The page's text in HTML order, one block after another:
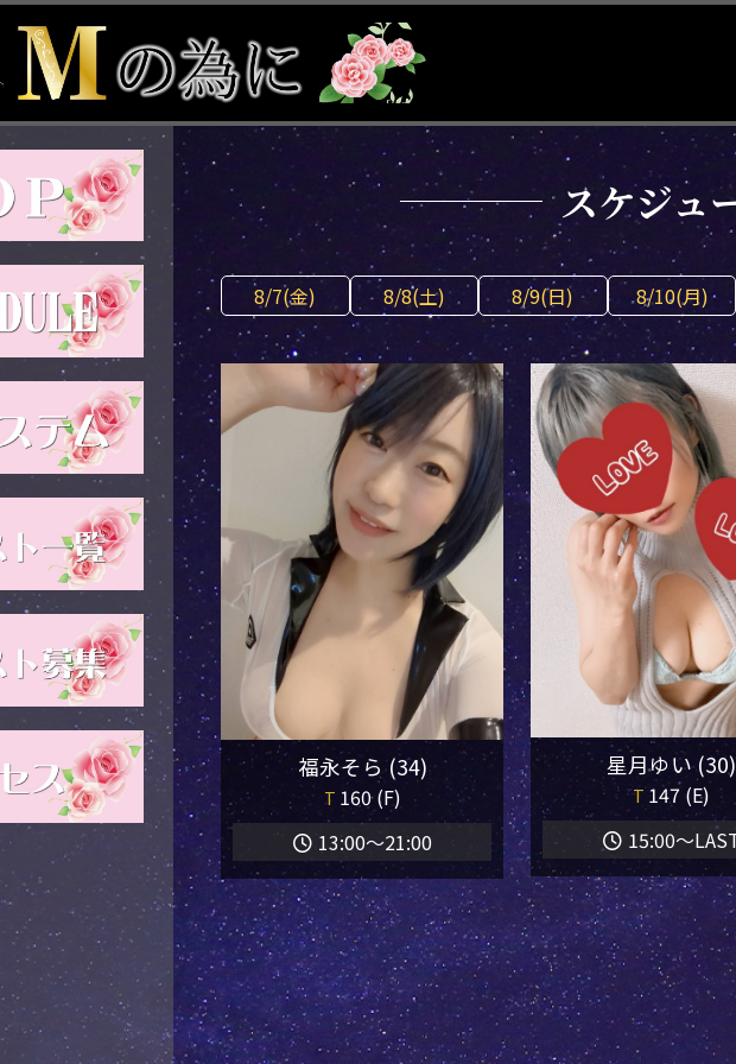
スケジュ
8/7(金) 8/8(土) 8/9(日) 8/10(月)
福永そら (34)
T 160 (F)
13:00～21:00
星月ゆい (30)
T 147 (E)
15:00～